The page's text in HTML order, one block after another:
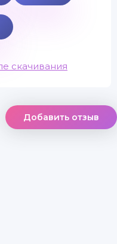
скачивания
Добавить отзыв